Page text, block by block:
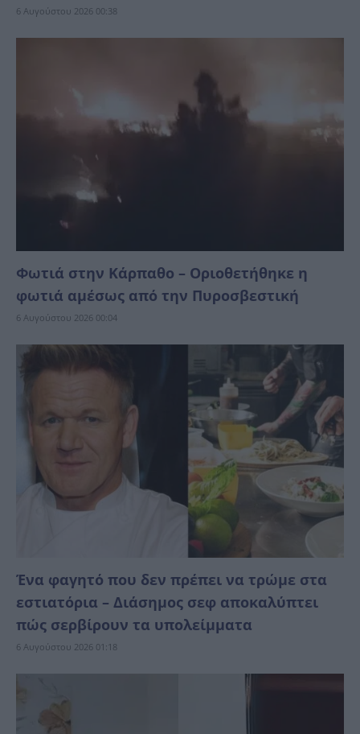
6 Αυγούστου 2026 00:38
Φωτιά στην Κάρπαθο – Οριοθετήθηκε η
φωτιά αμέσως από την Πυροσβεστική
6 Αυγούστου 2026 00:04
Ένα φαγητό που δεν πρέπει να τρώμε στα
εστιατόρια – Διάσημος σεφ αποκαλύπτει
πώς σερβίρουν τα υπολείμματα
6 Αυγούστου 2026 01:18